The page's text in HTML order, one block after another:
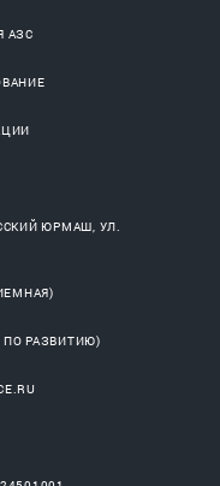
АЗС
ЮРМАШ, УЛ.
ПО РАЗВИТИЮ)